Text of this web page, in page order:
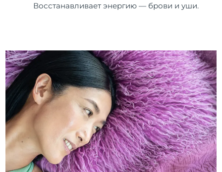
Восстанавливает энергию — брови и уши.